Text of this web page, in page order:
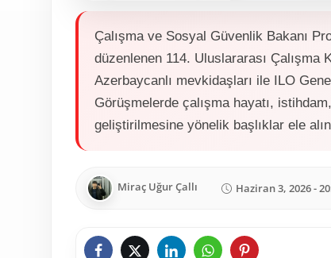
Çalışma ve Sosyal Güvenlik Bakanı
düzenlenen 114. Uluslararası Çalışma
Azerbaycanlı mevkidaşları ile ILO
Görüşmelerde çalışma hayatı,
geliştirilmesine yönelik başlıklar ele
Miraç Uğur Çallı Haziran 3, 2026 -